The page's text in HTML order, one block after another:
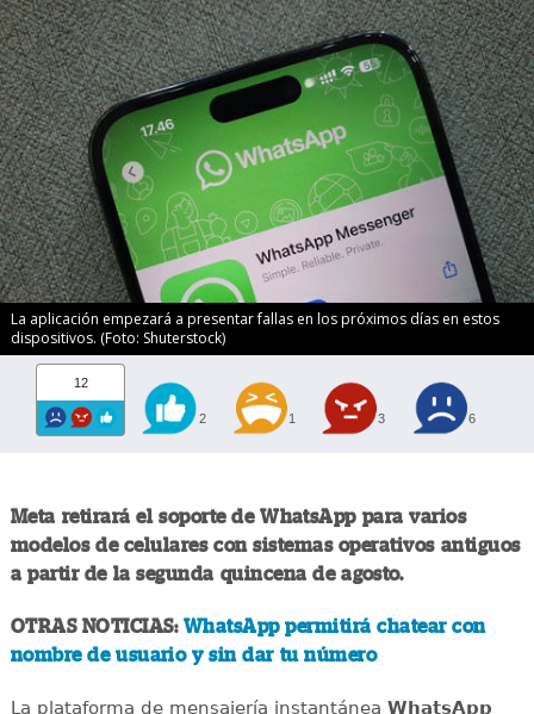
La aplicación empezará a presentar fallas en los próximos días en estos
dispositivos. (Foto: Shuterstock)
12
2 1 3 6
Meta retirará el soporte de WhatsApp para varios
modelos de celulares con sistemas operativos antiguos
a partir de la segunda quincena de agosto.
OTRAS NOTICIAS: WhatsApp permitirá chatear con
nombre de usuario y sin dar tu número
La plataforma de mensajería instantánea WhatsApp